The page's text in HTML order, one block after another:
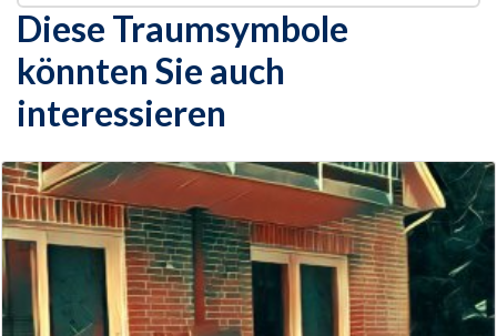
Diese Traumsymbole
könnten Sie auch
interessieren